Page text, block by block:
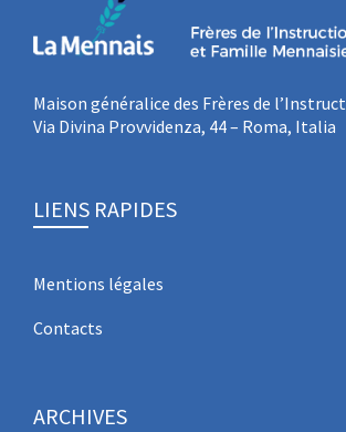
Maison généralice des Frères de
Via Divina Provvidenza, 44 – Roma, Italia
LIENS RAPIDES
Mentions légales
Contacts
ARCHIVES